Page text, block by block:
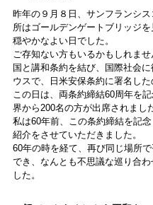
昨年の９月８日、サンフランシ
所はゴールデンゲートブリッジ
穏やかなよい日でした。
ご存知ない方もいるかもしれま
国と講和条約を結び、国際社会
ウスで、日米安保条約に署名した
この日は、両条約締結60周年を
界から200名の方が出席されまし
私は60年前、この条約締結を記
紹介をさせていただきました。
60年の時を経て、再び同じ場所
でき、なんとも不思議な巡り合
した。